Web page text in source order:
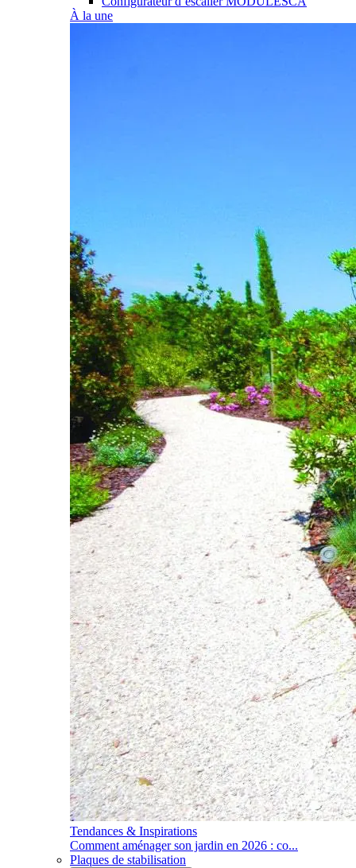
À la une
Tendances & Inspirations
Comment aménager son jardin en 2026 : co...
Plaques de stabilisation